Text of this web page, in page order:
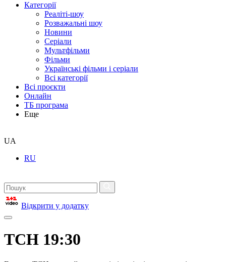
Категорії
Реаліті-шоу
Розважальні шоу
Новини
Серіали
Мультфільми
Фільми
Українські фільми і серіали
Всі категорії
Всі проєкти
Онлайн
ТБ програма
Еще
UA
RU
Відкрити у додатку
ТСН 19:30